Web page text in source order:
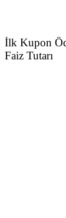
İlk Kupon
Faiz Tutarı